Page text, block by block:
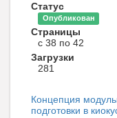
Статус
Опубликован
Страницы
с 38 по 42
Загрузки
281
Концепция
подготовки в